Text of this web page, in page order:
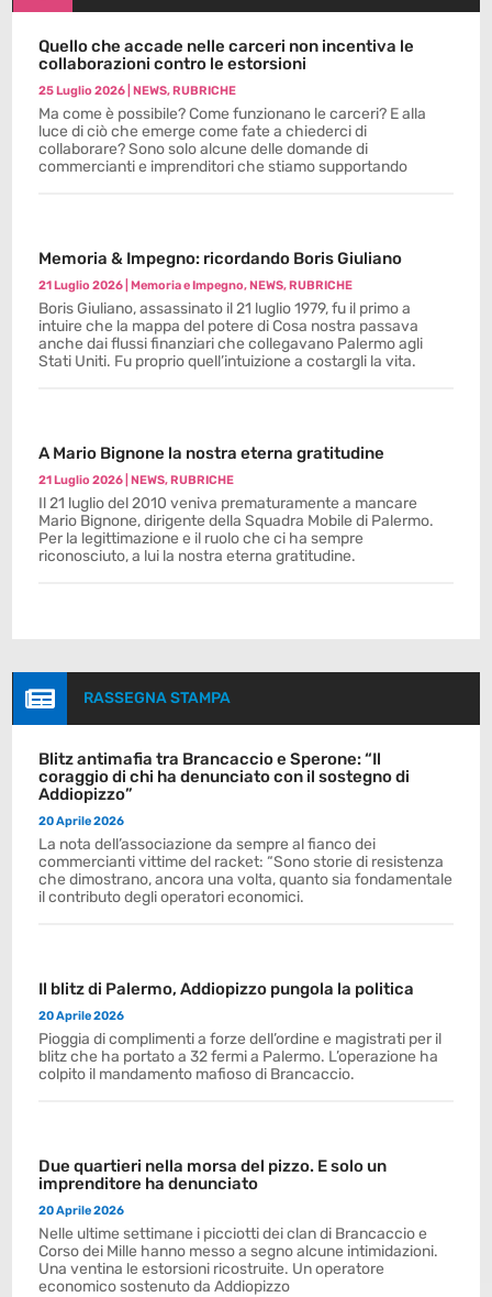
Quello che accade nelle carceri non incentiva le
collaborazioni contro le estorsioni
25 Luglio 2026 |NEWS,RUBRICHE
Ma come è possibile? Come funzionano le carceri? E alla
luce di ciò che emerge come fate a chiederci di
collaborare? Sono solo alcune delle domande di
commercianti e imprenditori che stiamo supportando
Memoria & Impegno: ricordando Boris Giuliano
21 Luglio 2026 |Memoria e Impegno,NEWS,RUBRICHE
Boris Giuliano, assassinato il 21 luglio 1979, fu il primo a
intuire che la mappa del potere di Cosa nostra passava
anche dai flussi finanziari che collegavano Palermo agli
Stati Uniti. Fu proprio quell’intuizione a costargli la vita.
A Mario Bignone la nostra eterna gratitudine
21 Luglio 2026 |NEWS,RUBRICHE
Il 21 luglio del 2010 veniva prematuramente a mancare
Mario Bignone, dirigente della Squadra Mobile di Palermo.
Per la legittimazione e il ruolo che ci ha sempre
riconosciuto, a lui la nostra eterna gratitudine.
 RASSEGNA STAMPA
Blitz antimafia tra Brancaccio e Sperone: “Il
coraggio di chi ha denunciato con il sostegno di
Addiopizzo”
20 Aprile 2026
La nota dell’associazione da sempre al fianco dei
commercianti vittime del racket: “Sono storie di resistenza
che dimostrano, ancora una volta, quanto sia fondamentale
il contributo degli operatori economici.
Il blitz di Palermo, Addiopizzo pungola la politica
20 Aprile 2026
Pioggia di complimenti a forze dell’ordine e magistrati per il
blitz che ha portato a 32 fermi a Palermo. L’operazione ha
colpito il mandamento mafioso di Brancaccio.
Due quartieri nella morsa del pizzo. E solo un
imprenditore ha denunciato
20 Aprile 2026
Nelle ultime settimane i picciotti dei clan di Brancaccio e
Corso dei Mille hanno messo a segno alcune intimidazioni.
Una ventina le estorsioni ricostruite. Un operatore
economico sostenuto da Addiopizzo